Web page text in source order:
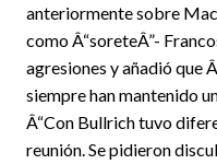
anteriormente sobre
como Â“soreteÂ”-
agresiones y añadió que
siempre han mantenido
Â“Con Bullrich tuvo
reunión. Se pidieron